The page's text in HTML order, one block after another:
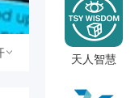
天人智慧